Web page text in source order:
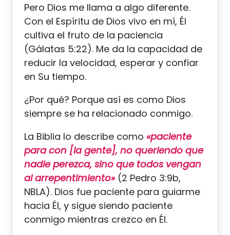
Pero Dios me llama a algo diferente.
Con el Espíritu de Dios vivo en mí, Él
cultiva el fruto de la paciencia
(Gálatas 5:22). Me da la capacidad de
reducir la velocidad, esperar y confiar
en Su tiempo.
¿Por qué? Porque así es como Dios
siempre se ha relacionado conmigo.
La Biblia lo describe como «paciente
para con [la gente], no queriendo que
nadie perezca, sino que todos vengan
al arrepentimiento»(2 Pedro 3:9b,
NBLA). Dios fue paciente para guiarme
hacia Él, y sigue siendo paciente
conmigo mientras crezco en Él.